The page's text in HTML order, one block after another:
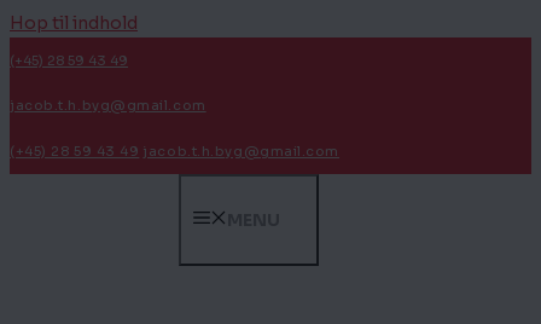
Hop til indhold
(+45) 28 59 43 49
jacob.t.h.byg@gmail.com
(+45) 28 59 43 49 jacob.t.h.byg@gmail.com